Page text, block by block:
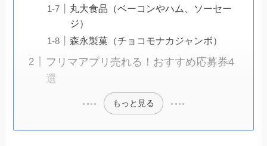
丸大食品（ベーコンやハム、ソーセー
ジ）
森永製菓（チョコモナカジャンボ）
フリマアプリ売れる！おすすめ応募券4
選
もっと見る